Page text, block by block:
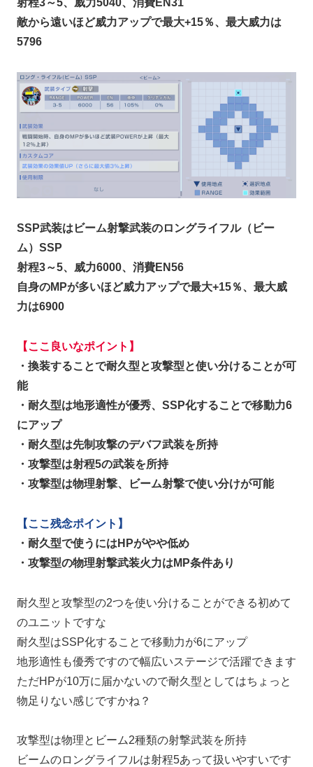
射程3～5、威力5040、消費EN31
敵から遠いほど威力アップで最大+15％、最大威力は
5796
SSP武装はビーム射撃武装のロングライフル（ビー
ム）SSP
射程3～5、威力6000、消費EN56
自身のMPが多いほど威力アップで最大+15％、最大威
力は6900
【ここ良いなポイント】
・換装することで耐久型と攻撃型と使い分けることが可
能
・耐久型は地形適性が優秀、SSP化することで移動力6
にアップ
・耐久型は先制攻撃のデバフ武装を所持
・攻撃型は射程5の武装を所持
・攻撃型は物理射撃、ビーム射撃で使い分けが可能
【ここ残念ポイント】
・耐久型で使うにはHPがやや低め
・攻撃型の物理射撃武装火力はMP条件あり
耐久型と攻撃型の2つを使い分けることができる初めて
のユニットですな
耐久型はSSP化することで移動力が6にアップ
地形適性も優秀ですので幅広いステージで活躍できます
ただHPが10万に届かないので耐久型としてはちょっと
物足りない感じですかね？
攻撃型は物理とビーム2種類の射撃武装を所持
ビームのロングライフルは射程5あって扱いやすいです